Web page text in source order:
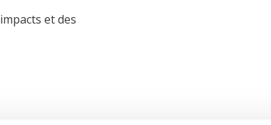
et des